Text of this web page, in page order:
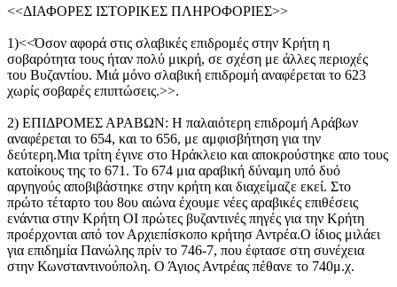
<<ΔΙΑΦΟΡΕΣ ΙΣΤΟΡΙΚΕΣ ΠΛΗΡΟΦΟΡΙΕΣ>>
1)<<Όσον αφορά στις σλαβικές επιδρομές στην Κρήτη η
σοβαρότητα τους ήταν πολύ μικρή, σε σχέση με άλλες περιοχές
του Βυζαντίου. Μιά μόνο σλαβική επιδρομή αναφέρεται το 623
χωρίς σοβαρές επιπτώσεις.>>.
2) ΕΠΙΔΡΟΜΕΣ ΑΡΑΒΩΝ: H παλαιότερη επιδρομή Αράβων
αναφέρεται το 654, και το 656, με αμφισβήτηση για την
δεύτερη.Μια τρίτη έγινε στο Ηράκλειο και αποκρούστηκε απο τους
κατοίκους της το 671. Το 674 μια αραβική δύναμη υπό δυό
αργηγούς αποβιβάστηκε στην κρήτη και διαχείμαζε εκεί. Στο
πρώτο τέταρτο του 8ου αιώνα έχουμε νέες αραβικές επιθέσεις
ενάντια στην Κρήτη ΟΙ πρώτες βυζαντινές πηγές για την Κρήτη
προέρχονται από τον Αρχιεπίσκοπο κρήτησ Αντρέα.Ο ίδιος μιλάει
για επιδημία Πανώλης πρίν το 746-7, που έφτασε στη συνέχεια
στην Κωνσταντινούπολη. Ο Άγιος Αντρέας πέθανε το 740μ.χ.